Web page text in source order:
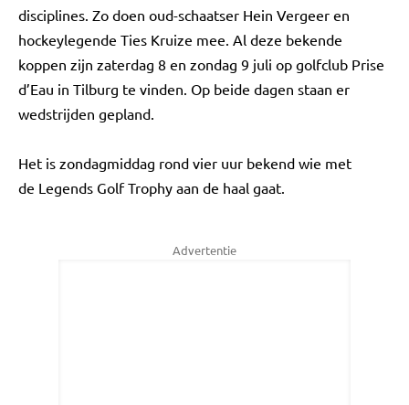
disciplines. Zo doen oud-schaatser Hein Vergeer en
hockeylegende Ties Kruize mee. Al deze bekende
koppen zijn zaterdag 8 en zondag 9 juli op golfclub Prise
d’Eau in Tilburg te vinden. Op beide dagen staan er
wedstrijden gepland.
Het is zondagmiddag rond vier uur bekend wie met
de Legends Golf Trophy aan de haal gaat.
Advertentie